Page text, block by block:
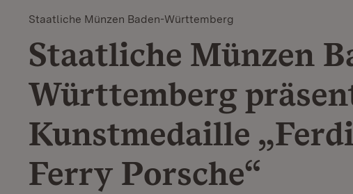
Staatliche Münzen Baden-Württemberg
Staatliche Münzen
Württemberg
Kunstmedaille
Ferry Porsche“